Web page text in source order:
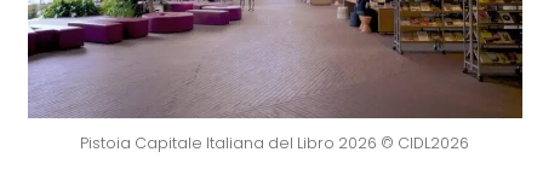
Pistoia Capitale Italiana del Libro 2026 © CIDL2026